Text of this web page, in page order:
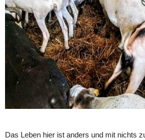
Das Leben hier ist anders und mit nichts